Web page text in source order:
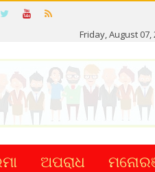
Friday, August 07,
ଅପରାଧ